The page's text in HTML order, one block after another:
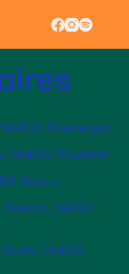
Plumergat
564OO Pluneret
Surzur
Stevan, 5687O
Guen, 564OO